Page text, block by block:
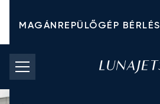
MAGÁNREPÜLŐGÉP BÉRLÉS
CHARTER ÁRAK
MAGÁNREPÜLŐGÉPEK